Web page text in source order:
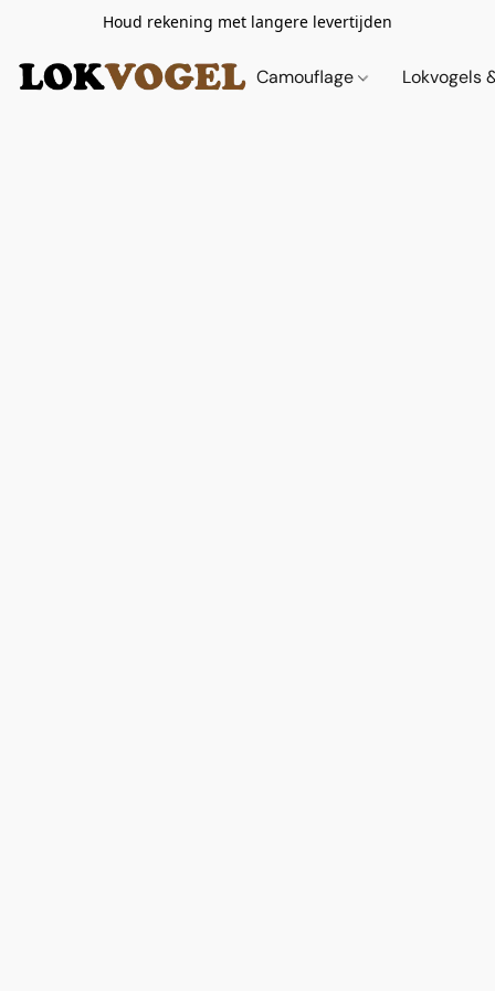
Houd rekening met langere levertijden
Camouflage Lokvogels